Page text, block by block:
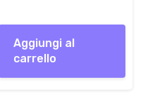
Aggiungi al
carrello